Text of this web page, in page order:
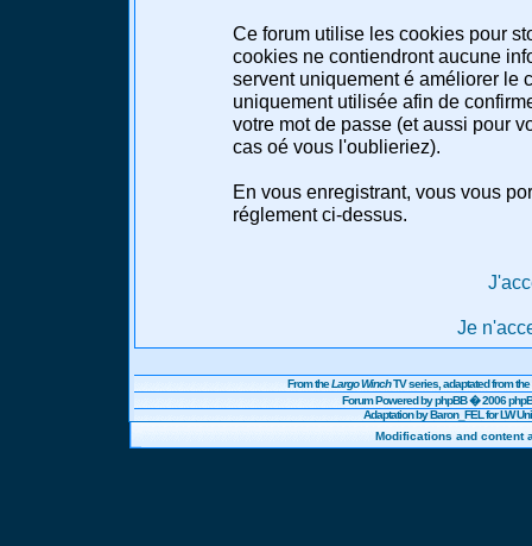
Ce forum utilise les cookies pour
cookies ne contiendront aucune
servent uniquement é améliorer le
uniquement utilisée afin de
votre mot de passe (et aussi pour
cas oé vous l'oublieriez).
En vous enregistrant, vous vous
réglement ci-dessus.
Je
From theLargo WinchTV series, adaptated from
Forum Powered byphpBB� 2006
Adaptation by Baron_FEL for LW
Modifications and content